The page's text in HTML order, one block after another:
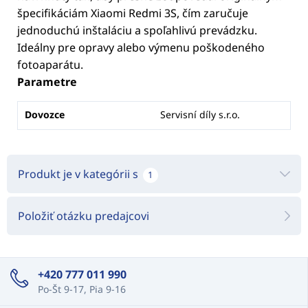
špecifikáciám Xiaomi Redmi 3S, čím zaručuje
jednoduchú inštaláciu a spoľahlivú prevádzku.
Ideálny pre opravy alebo výmenu poškodeného
fotoaparátu.
Parametre
Dovozce Servisní díly s.r.o.
Produkt je v kategórii s 1
Položiť otázku predajcovi
+420 777 011 990
Po-Št 9-17, Pia 9-16